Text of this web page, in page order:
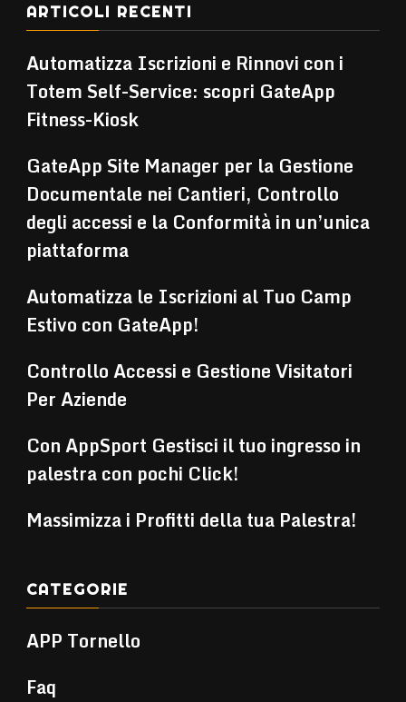
ARTICOLI RECENTI
Automatizza Iscrizioni e Rinnovi con i
Totem Self-Service: scopri GateApp
Fitness-Kiosk
GateApp Site Manager per la Gestione
Documentale nei Cantieri, Controllo
degli accessi e la Conformità in un’unica
piattaforma
Automatizza le Iscrizioni al Tuo Camp
Estivo con GateApp!
Controllo Accessi e Gestione Visitatori
Per Aziende
Con AppSport Gestisci il tuo ingresso in
palestra con pochi Click!
Massimizza i Profitti della tua Palestra!
CATEGORIE
APP Tornello
Faq